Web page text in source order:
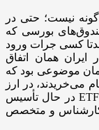
نیست؛ حتی در
بورسی که
کسی جرات ورود
همان اتفاق
۱۳۹۹ افتاد بابت همان موضوعی بود که
می‌خریدند، در ارز
دیجیتال هم به سرعت صندوق‌های ای تی اف ETF در حال تأسیس
کارشناس و متخصص